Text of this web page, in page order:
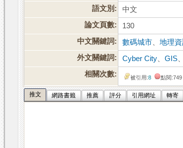
語文別:
中文
論文頁數:
130
中文關鍵詞:
數碼城市 、地理
外文關鍵詞:
Cyber City 、GIS
相關次數:
被引用:8 點閱:749
推文 網路書籤 推薦 評分 引用網址 轉寄